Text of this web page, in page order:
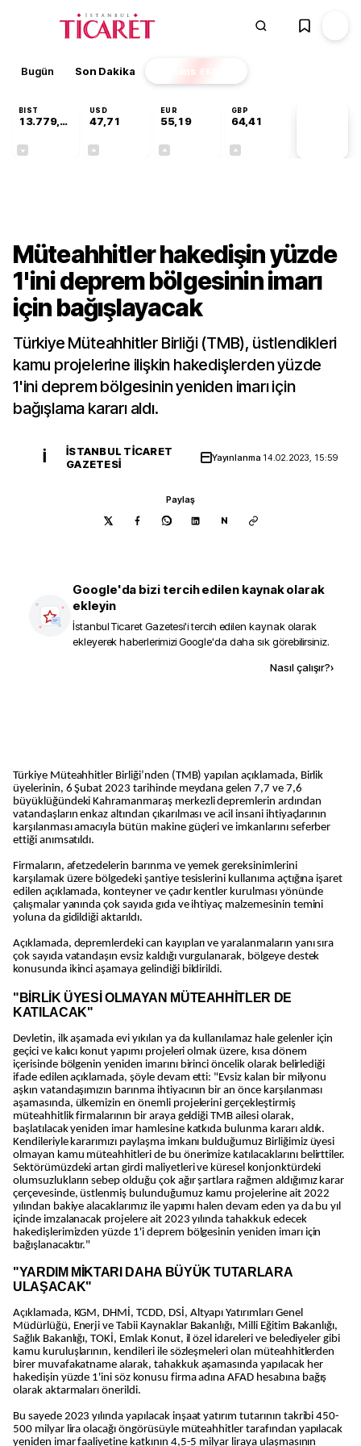
Bugün Son Dakika Finans EKSTRA
BIST
13.779,39
USD
47,71
EUR
55,19
GBP
64,41
Müteahhitler hakedişin yüzde
1'ini deprem bölgesinin imarı
için bağışlayacak
Türkiye Müteahhitler Birliği (TMB), üstlendikleri
kamu projelerine ilişkin hakedişlerden yüzde
1'ini deprem bölgesinin yeniden imarı için
bağışlama kararı aldı.
İ
İSTANBUL TICARET
GAZETESI
Yayınlanma 14.02.2023, 15:59
Paylaş
N
Google'da bizi tercih edilen kaynak olarak
ekleyin
İstanbul Ticaret Gazetesi'i tercih edilen kaynak olarak
ekleyerek haberlerimizi Google'da daha sık görebilirsiniz.
Nasıl çalışır?›
Türkiye Müteahhitler Birliği’nden (TMB) yapılan açıklamada, Birlik
üyelerinin, 6 Şubat 2023 tarihinde meydana gelen 7,7 ve 7,6
büyüklüğündeki Kahramanmaraş merkezli depremlerin ardından
vatandaşların enkaz altından çıkarılması ve acil insani ihtiyaçlarının
karşılanması amacıyla bütün makine güçleri ve imkanlarını seferber
ettiği anımsatıldı.
Firmaların, afetzedelerin barınma ve yemek gereksinimlerini
karşılamak üzere bölgedeki şantiye tesislerini kullanıma açtığına işaret
edilen açıklamada, konteyner ve çadır kentler kurulması yönünde
çalışmalar yanında çok sayıda gıda ve ihtiyaç malzemesinin temini
yoluna da gidildiği aktarıldı.
Açıklamada, depremlerdeki can kayıpları ve yaralanmaların yanı sıra
çok sayıda vatandaşın evsiz kaldığı vurgulanarak, bölgeye destek
konusunda ikinci aşamaya gelindiği bildirildi.
"BİRLİK ÜYESİ OLMAYAN MÜTEAHHİTLER DE
KATILACAK"
Devletin, ilk aşamada evi yıkılan ya da kullanılamaz hale gelenler için
geçici ve kalıcı konut yapımı projeleri olmak üzere, kısa dönem
içerisinde bölgenin yeniden imarını birinci öncelik olarak belirlediği
ifade edilen açıklamada, şöyle devam etti: "Evsiz kalan bir milyonu
aşkın vatandaşımızın barınma ihtiyacının bir an önce karşılanması
aşamasında, ülkemizin en önemli projelerini gerçekleştirmiş
müteahhitlik firmalarının bir araya geldiği TMB ailesi olarak,
başlatılacak yeniden imar hamlesine katkıda bulunma kararı aldık.
Kendileriyle kararımızı paylaşma imkanı bulduğumuz Birliğimiz üyesi
olmayan kamu müteahhitleri de bu önerimize katılacaklarını belirttiler.
Sektörümüzdeki artan girdi maliyetleri ve küresel konjonktürdeki
olumsuzlukların sebep olduğu çok ağır şartlara rağmen aldığımız karar
çerçevesinde, üstlenmiş bulunduğumuz kamu projelerine ait 2022
yılından bakiye alacaklarımız ile yapımı halen devam eden ya da bu yıl
içinde imzalanacak projelere ait 2023 yılında tahakkuk edecek
hakedişlerimizden yüzde 1'i deprem bölgesinin yeniden imarı için
bağışlanacaktır."
"YARDIM MİKTARI DAHA BÜYÜK TUTARLARA
ULAŞACAK"
Açıklamada, KGM, DHMİ, TCDD, DSİ, Altyapı Yatırımları Genel
Müdürlüğü, Enerji ve Tabii Kaynaklar Bakanlığı, Milli Eğitim Bakanlığı,
Sağlık Bakanlığı, TOKİ, Emlak Konut, il özel idareleri ve belediyeler gibi
kamu kuruluşlarının, kendileri ile sözleşmeleri olan müteahhitlerden
birer muvafakatname alarak, tahakkuk aşamasında yapılacak her
hakedişin yüzde 1'ini söz konusu firma adına AFAD hesabına bağış
olarak aktarmaları önerildi.
Bu sayede 2023 yılında yapılacak inşaat yatırım tutarının takribi 450-
500 milyar lira olacağı öngörüsüyle müteahhitler tarafından yapılacak
yeniden imar faaliyetine katkının 4,5-5 milyar liraya ulaşmasının